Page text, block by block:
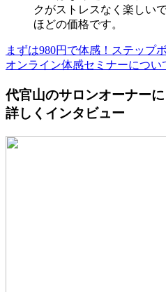
クがストレスなく楽しい
ほどの価格です。
まずは980円で体感！ステップ
オンライン体感セミナーについ
代官山のサロンオーナーに
詳しくインタビュー